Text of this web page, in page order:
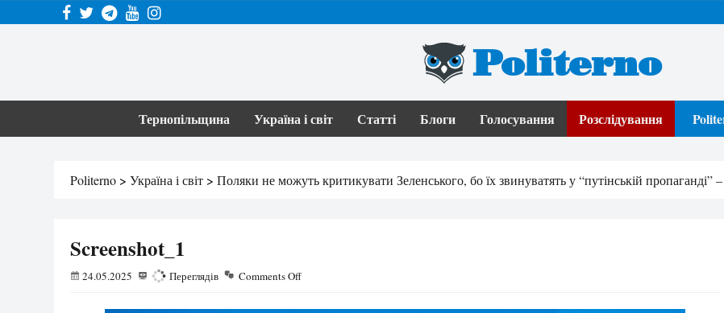
Politerno
Тернопільщина Україна і світ Статті Блоги Голосування Розслідування
Politerno > Україна і світ > Поляки не можуть критикувати Зеленського, бо їх звинуватять у “путінській пропаганді”
Screenshot_1
24.05.2025 190 Переглядів Comments Off